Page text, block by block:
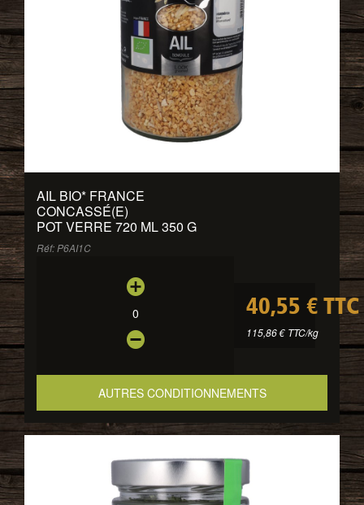
AIL BIO* FRANCE
CONCASSÉ(E)
POT VERRE 720 ML 350 G
Réf: P6AI1C
0 40,55 € TTC
115,86 € TTC/kg
AUTRES CONDITIONNEMENTS